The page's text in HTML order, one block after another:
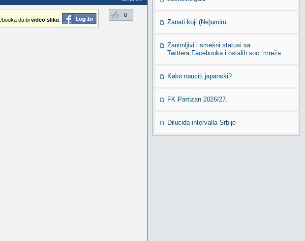
0
da bi video sliku: Zanati koji (Ne)umiru
Zanimljivi i smešni statusi sa
Twittera,Facebooka i ostalih soc. mreža
Kako nauciti japanski?
FK Partizan 2026/27.
Dilucida intervalla Srbije